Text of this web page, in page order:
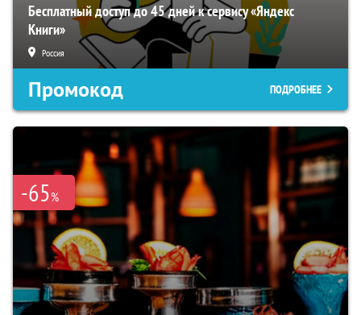
Бесплатный доступ до 45 дней к сервису «Яндекс
Книги»
Россия
Промокод ПОДРОБНЕЕ
-65%